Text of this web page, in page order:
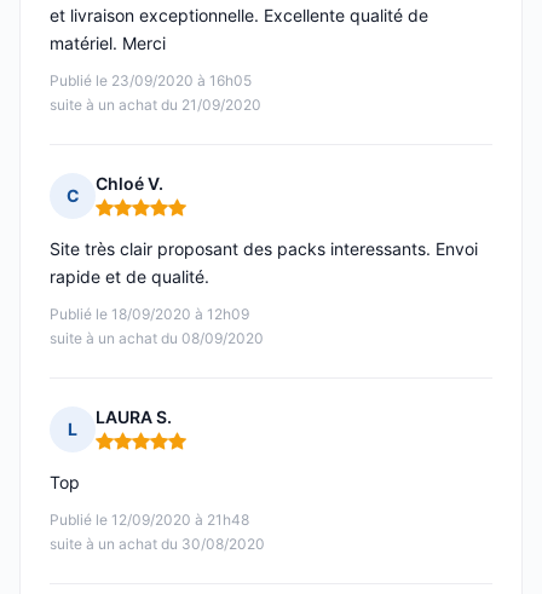
Publié le 23/09/2020 à 16h05
suite à un achat du 21/09/2020
et livraison exceptionnelle. Excellente qualité de
matériel. Merci
C
Chloé V.
Note : 5 sur 5
Publié le 18/09/2020 à 12h09
suite à un achat du 08/09/2020
Site très clair proposant des packs interessants. Envoi
rapide et de qualité.
L
LAURA S.
Note : 5 sur 5
Publié le 12/09/2020 à 21h48
suite à un achat du 30/08/2020
Top